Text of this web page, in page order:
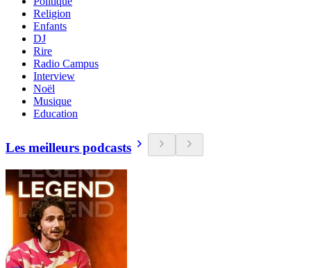
Religion
Enfants
DJ
Rire
Radio Campus
Interview
Noël
Musique
Education
Les meilleurs podcasts